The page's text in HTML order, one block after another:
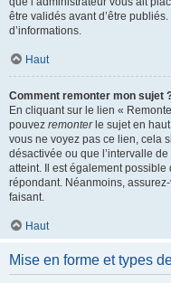
être validés avant d’être
d’informations.
Haut
Comment remonter mon sujet
En cliquant sur le lien «
pouvez remonterle sujet en
vous ne voyez pas ce lien, cela
désactivée ou que l’intervalle
atteint. Il est également
répondant. Néanmoins,
faisant.
Haut
Mise en forme et types